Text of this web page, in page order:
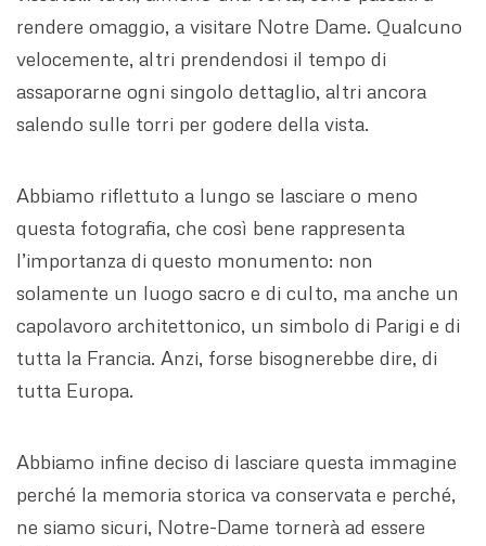
rendere omaggio, a visitare Notre Dame. Qualcuno
velocemente, altri prendendosi il tempo di
assaporarne ogni singolo dettaglio, altri ancora
salendo sulle torri per godere della vista.
Abbiamo riflettuto a lungo se lasciare o meno
questa fotografia, che così bene rappresenta
l’importanza di questo monumento: non
solamente un luogo sacro e di culto, ma anche un
capolavoro architettonico, un simbolo di Parigi e di
tutta la Francia. Anzi, forse bisognerebbe dire, di
tutta Europa.
Abbiamo infine deciso di lasciare questa immagine
perché la memoria storica va conservata e perché,
ne siamo sicuri, Notre-Dame tornerà ad essere